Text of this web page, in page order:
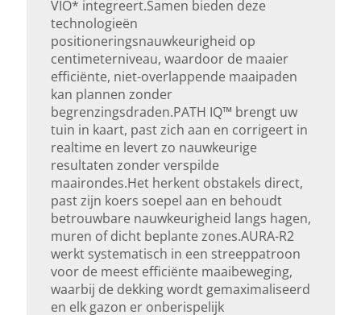
VIO* integreert.Samen bieden deze
technologieën
positioneringsnauwkeurigheid op
centimeterniveau, waardoor de maaier
efficiënte, niet-overlappende maaipaden
kan plannen zonder
begrenzingsdraden.PATH IQ™ brengt uw
tuin in kaart, past zich aan en corrigeert in
realtime en levert zo nauwkeurige
resultaten zonder verspilde
maairondes.Het herkent obstakels direct,
past zijn koers soepel aan en behoudt
betrouwbare nauwkeurigheid langs hagen,
muren of dicht beplante zones.AURA-R2
werkt systematisch in een streeppatroon
voor de meest efficiënte maaibeweging,
waarbij de dekking wordt gemaximaliseerd
en elk gazon er onberispelijk
6000
Bluetooth
Ja
4G
Ja
4G (optioneel)
Nee
Wifi
Ja